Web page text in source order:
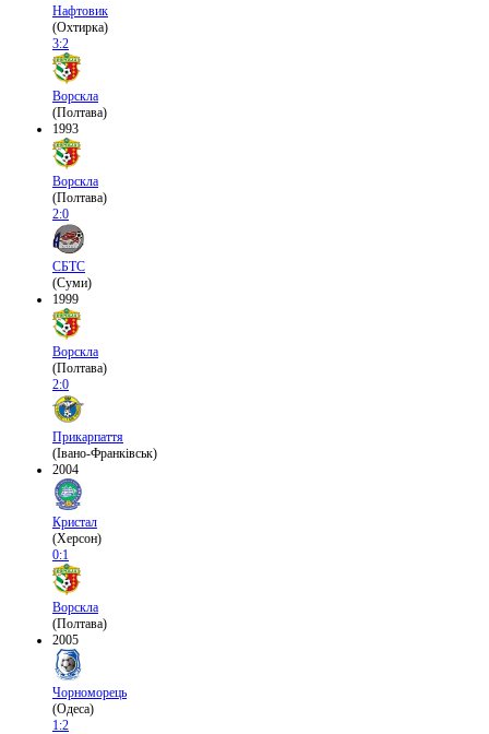
Нафтовик
(Охтирка)
3:2
Ворскла
(Полтава)
1993
Ворскла
(Полтава)
2:0
СБТС
(Суми)
1999
Ворскла
(Полтава)
2:0
Прикарпаття
(Івано-Франківськ)
2004
Кристал
(Херсон)
0:1
Ворскла
(Полтава)
2005
Чорноморець
(Одеса)
1:2